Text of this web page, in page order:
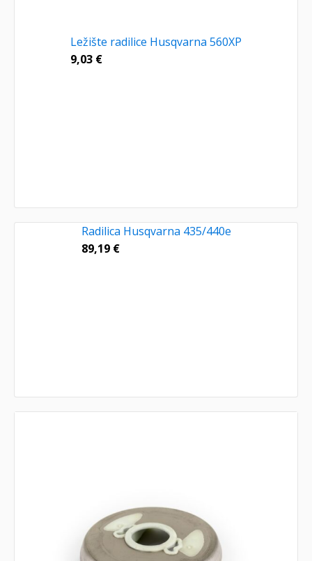
Ležište radilice Husqvarna 560XP
9,03 €
Radilica Husqvarna 435/440e
89,19 €